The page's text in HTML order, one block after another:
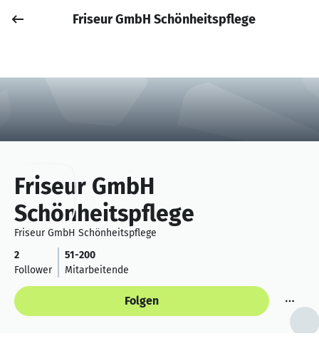
Anmelden
Friseur GmbH Schönheitspflege
Friseur GmbH
Schönheitspflege
Friseur GmbH Schönheitspflege
2
Follower
51-200
Mitarbeitende
Folgen